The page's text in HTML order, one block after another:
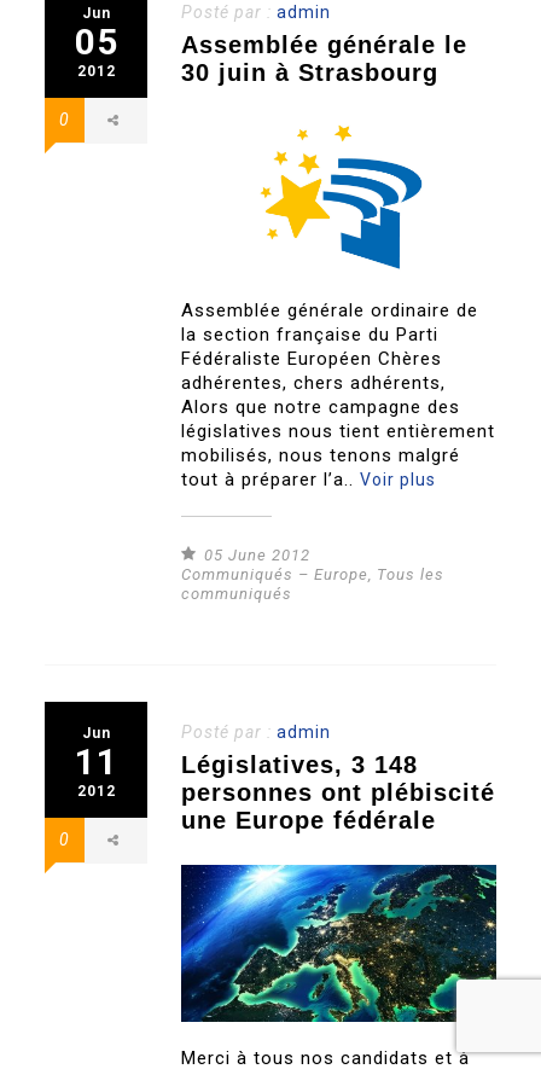
Jun
05
2012
0
Posté par :admin
Assemblée générale le
30 juin à Strasbourg
Assemblée générale ordinaire de
la section française du Parti
Fédéraliste Européen Chères
adhérentes, chers adhérents,
Alors que notre campagne des
législatives nous tient entièrement
mobilisés, nous tenons malgré
tout à préparer l’a..Voir plus
05 June 2012
Communiqués – Europe
Tous les
communiqués
Jun
11
2012
0
Posté par :admin
Législatives, 3 148
personnes ont plébiscité
une Europe fédérale
Merci à tous nos candidats et à